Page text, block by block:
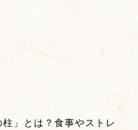
」とは？食事やストレ